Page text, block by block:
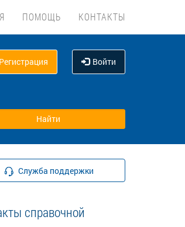
ПОМОЩЬ КОНТАКТЫ
Регистрация Войти
Служба поддержки
справочной